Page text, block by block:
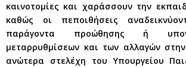
καινοτομίες και χαράσσουν την
καθώς οι πεποιθήσεις
παράγοντα προώθησης ή
μεταρρυθμίσεων και των αλλαγών
ανώτερα στελέχη του Υπουργείου